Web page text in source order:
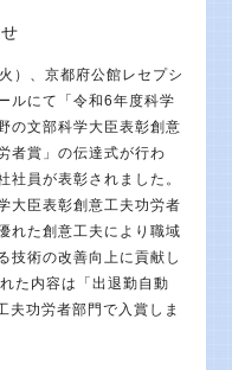
）、京都府公館レセプシ
ルにて「令和6年度科学
の文部科学大臣表彰創意
者賞」の伝達式が行わ
社員が表彰されました。
大臣表彰創意工夫功労者
れた創意工夫により職域
技術の改善向上に貢献し
た内容は「出退勤自動
夫功労者部門で入賞しま